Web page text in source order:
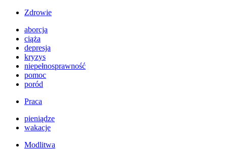
Zdrowie
aborcja
ciąża
depresja
kryzys
niepełnosprawność
pomoc
poród
Praca
pieniądze
wakacje
Modlitwa